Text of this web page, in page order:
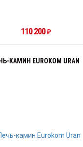
110 200₽
КАМИН EUROKOM URAN